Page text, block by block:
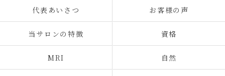
代表あいさつ お客様の声
当サロンの特徴 資格
MRI 自然